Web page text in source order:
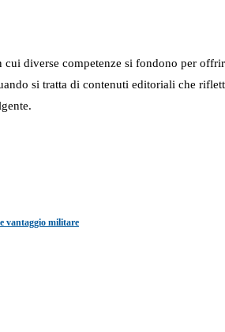
diverse competenze si fondono per
si tratta di contenuti editoriali che
vantaggio militare